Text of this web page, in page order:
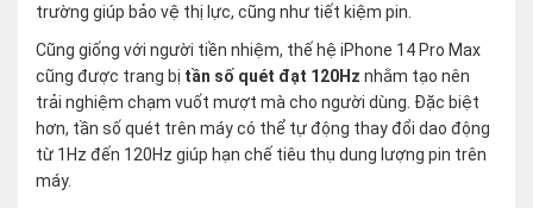
trường giúp bảo vệ thị lực, cũng như tiết kiệm pin.
Cũng giống với người tiền nhiệm, thế hệ iPhone 14 Pro Max
cũng được trang bị tần số quét đạt 120Hz nhằm tạo nên
trải nghiệm chạm vuốt mượt mà cho người dùng. Đặc biệt
hơn, tần số quét trên máy có thể tự động thay đổi dao động
từ 1Hz đến 120Hz giúp hạn chế tiêu thụ dung lượng pin trên
máy.